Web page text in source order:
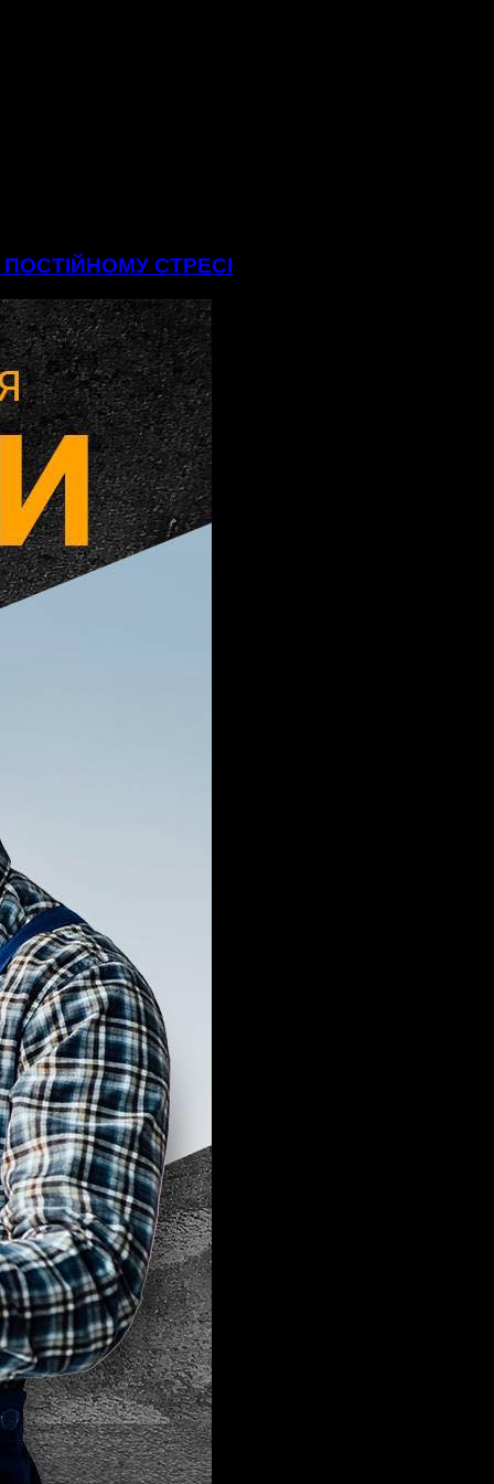
СТРЕСІ